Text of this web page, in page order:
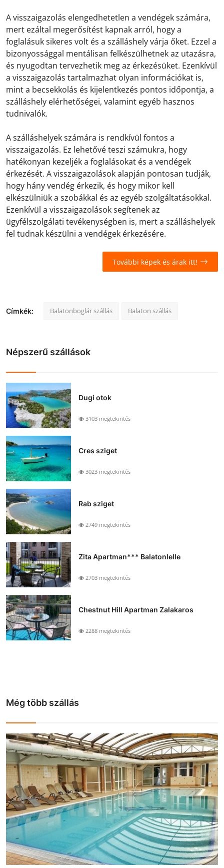
A visszaigazolás elengedhetetlen a vendégek számára,
mert ezáltal megerősítést kapnak arról, hogy a
foglalásuk sikeres volt és a szálláshely várja őket. Ezzel a
bizonyossággal mentálisan felkészülhetnek az utazásra,
és nyugodtan tervezhetik meg az érkezésüket. Ezenkívül
a visszaigazolás tartalmazhat olyan információkat is,
mint a becsekkolás és kijelentkezés pontos időpontja, a
szálláshely elérhetőségei, valamint egyéb hasznos
tudnivalók.
A szálláshelyek számára is rendkívül fontos a
visszaigazolás. Ez lehetővé teszi számukra, hogy
hatékonyan kezeljék a foglalásokat és a vendégek
érkezését. A visszaigazolások alapján pontosan tudják,
hogy hány vendég érkezik, és hogy mikor kell
elkészülniük a szobákkal és az egyéb szolgáltatásokkal.
Ezenkívül a visszaigazolások segítenek az
ügyfélszolgálati tevékenységben is, mert a szálláshelyek
fel tudnak készülni a vendégek érkezésére.
További képek és árak itt!
Címkék: Balatonboglár szállás Balaton szállás
Népszerű szállások
Dugi otok
3103 megtekintés
Cres sziget
3023 megtekintés
Rab sziget
2749 megtekintés
Zita Apartman*** Balatonlelle
2703 megtekintés
Chestnut Hill Apartman Zalakaros
2288 megtekintés
Még több szállás